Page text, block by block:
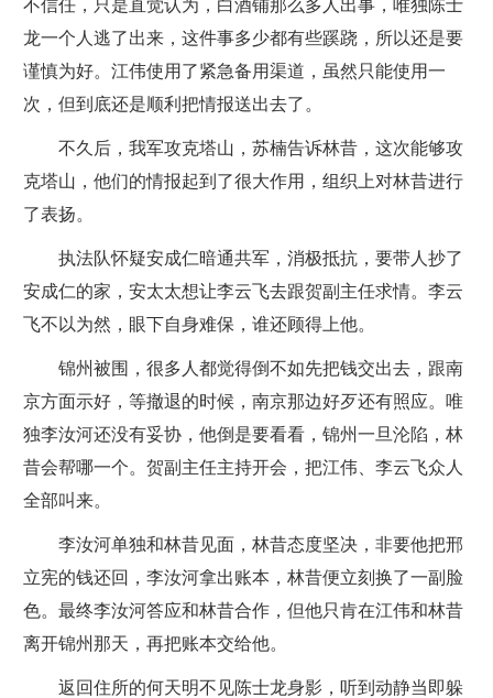
不信任，只是直觉认为，白酒铺那么多人出事，唯独陈士
龙一个人逃了出来，这件事多少都有些蹊跷，所以还是要
谨慎为好。江伟使用了紧急备用渠道，虽然只能使用一
次，但到底还是顺利把情报送出去了。
不久后，我军攻克塔山，苏楠告诉林昔，这次能够攻
克塔山，他们的情报起到了很大作用，组织上对林昔进行
了表扬。
执法队怀疑安成仁暗通共军，消极抵抗，要带人抄了
安成仁的家，安太太想让李云飞去跟贺副主任求情。李云
飞不以为然，眼下自身难保，谁还顾得上他。
锦州被围，很多人都觉得倒不如先把钱交出去，跟南
京方面示好，等撤退的时候，南京那边好歹还有照应。唯
独李汝河还没有妥协，他倒是要看看，锦州一旦沦陷，林
昔会帮哪一个。贺副主任主持开会，把江伟、李云飞众人
全部叫来。
李汝河单独和林昔见面，林昔态度坚决，非要他把邢
立宪的钱还回，李汝河拿出账本，林昔便立刻换了一副脸
色。最终李汝河答应和林昔合作，但他只肯在江伟和林昔
离开锦州那天，再把账本交给他。
返回住所的何天明不见陈士龙身影，听到动静当即躲